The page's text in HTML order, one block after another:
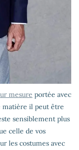
mesure portée avec
matière il peut être
sensiblement plus
celle de vos
les costumes avec